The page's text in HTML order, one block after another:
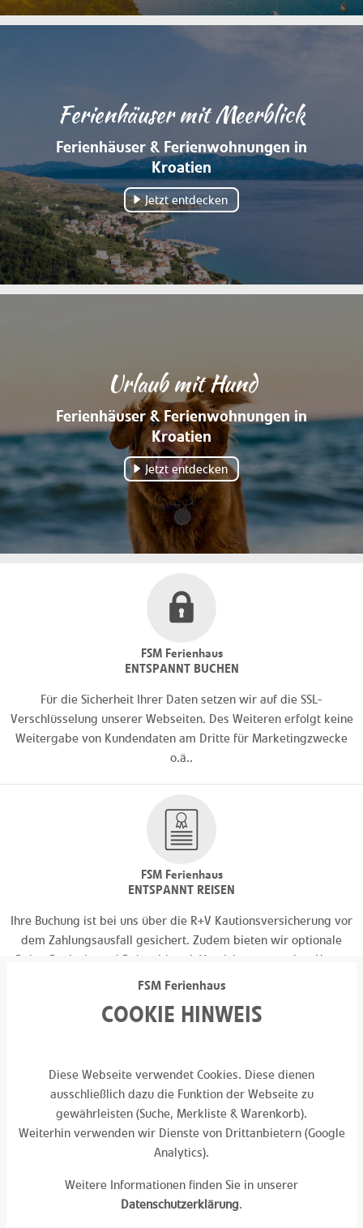
Ferienhäuser mit Meerblick
Ferienhäuser & Ferienwohnungen in
Kroatien
Jetzt entdecken
Urlaub mit Hund
Ferienhäuser & Ferienwohnungen in
Kroatien
Jetzt entdecken
FSM Ferienhaus
ENTSPANNT BUCHEN
Für die Sicherheit Ihrer Daten setzen wir auf die SSL-
Verschlüsselung unserer Webseiten. Des Weiteren erfolgt keine
Weitergabe von Kundendaten am Dritte für Marketingzwecke
o.ä..
FSM Ferienhaus
ENTSPANNT REISEN
Ihre Buchung ist bei uns über die R+V Kautionsversicherung vor
dem Zahlungsausfall gesichert. Zudem bieten wir optionale
Reise-Rücktritt und Reiseabbruch Versicherungen über Hanse
Merkur an.
FSM Ferienhaus
ENTSPANNT ERHOLEN
Wir verfügen über eine langjährige Erfahrung im Bereich der
Ferienhausvermittlung und bieten Ihnen nur ausgewählte
Objekte für einen möglichst angenehmen Urlaub an.
FSM Ferienhaus
COOKIE HINWEIS
Diese Webseite verwendet Cookies. Diese dienen
ausschließlich dazu die Funktion der Webseite zu
gewährleisten (Suche, Merkliste & Warenkorb).
Weiterhin verwenden wir Dienste von Drittanbietern (Google
Analytics).
Weitere Informationen finden Sie in unserer
Datenschutzerklärung.